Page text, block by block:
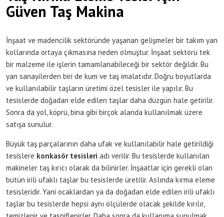
Güven Taş Makina
İnşaat ve madencilik sektöründe yaşanan gelişmeler bir takım yan
kollarında ortaya çıkmasına neden olmuştur. İnşaat sektörü tek
bir malzeme ile işlerin tamamlanabileceği bir sektör değildir. Bu
yan sanayilerden biri de kum ve taş imalatıdır. Doğru boyutlarda
ve kullanılabilir taşların üretimi özel tesisler ile yapılır. Bu
tesislerde doğadan elde edilen taşlar daha düzgün hale getirilir.
Sonra da yol, köprü, bina gibi birçok alanda kullanılmak üzere
satışa sunulur.
Büyük taş parçalarının daha ufak ve kullanılabilir hale getirildiği
tesislere konkasörtesisleri adı verilir. Bu tesislerde kullanılan
makineler taş kırıcı olarak da bilinirler. İnşaatlar için gerekli olan
bütün irili ufaklı taşlar bu tesislerde üretilir. Aslında kırma eleme
tesisleridir. Yani ocaklardan ya da doğadan elde edilen irili ufaklı
taşlar bu tesislerde hepsi aynı ölçülerde olacak şekilde kırılır,